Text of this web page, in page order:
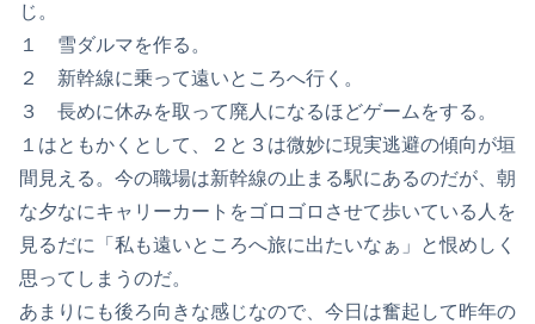
じ。
１ 雪ダルマを作る。
２ 新幹線に乗って遠いところへ行く。
３ 長めに休みを取って廃人になるほどゲームをする。
１はともかくとして、２と３は微妙に現実逃避の傾向が垣
間見える。今の職場は新幹線の止まる駅にあるのだが、朝
な夕なにキャリーカートをゴロゴロさせて歩いている人を
見るだに「私も遠いところへ旅に出たいなぁ」と恨めしく
思ってしまうのだ。
あまりにも後ろ向きな感じなので、今日は奮起して昨年の